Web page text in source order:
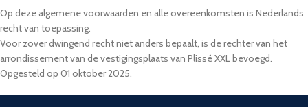
Op deze algemene voorwaarden en alle overeenkomsten is Nederlands
recht van toepassing.
Voor zover dwingend recht niet anders bepaalt, is de rechter van het
arrondissement van de vestigingsplaats van Plissé XXL bevoegd.
Opgesteld op 01 oktober 2025.